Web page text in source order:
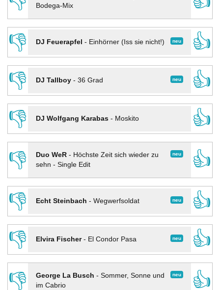
Bodega-Mix
👎
neu
DJ Feuerapfel - Einhörner (Iss sie nicht!)
👍
👎
neu
DJ Tallboy- 36 Grad
👍
👎
DJ Wolfgang Karabas- Moskito
👍
👎
neu
Duo WeR- Höchste Zeit sich wieder zu
sehn - Single Edit
👍
👎
neu
Echt Steinbach - Wegwerfsoldat
👍
👎
neu
Elvira Fischer- El Condor Pasa
👍
👎
neu
George La Busch - Sommer, Sonne und
im Cabrio
👍